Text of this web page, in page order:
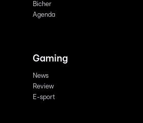
Bicher
Agenda
Gaming
News
Review
E-sport